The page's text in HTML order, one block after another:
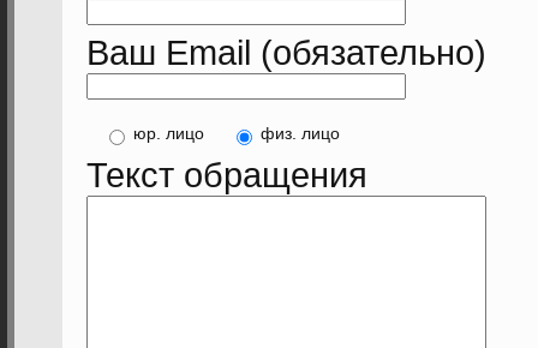
Ваш Email (обязательно)
юр. лицо физ. лицо
Текст обращения